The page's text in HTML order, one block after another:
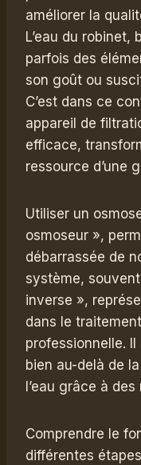
améliorer la
L’eau du
parfois des
son goût ou
C’est dans ce
appareil de
efficace,
ressource d’une
Utiliser un
osmoseur »,
débarrassée de
système,
inverse »,
dans le
professionnelle. Il
bien au-delà de
l’eau grâce à
Comprendre le
différentes étapes